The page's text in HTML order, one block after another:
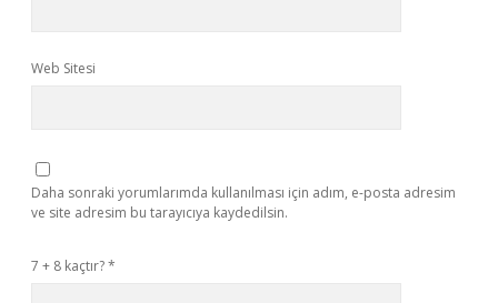
Web Sitesi
Daha sonraki yorumlarımda kullanılması için adım, e-posta adresim
ve site adresim bu tarayıcıya kaydedilsin.
7 + 8 kaçtır?*